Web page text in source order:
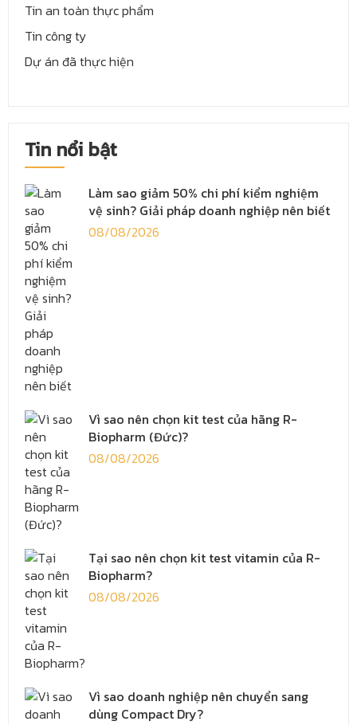
Tin an toàn thực phẩm
Tin công ty
Dự án đã thực hiện
Tin nổi bật
Làm sao giảm 50% chi phí kiểm nghiệm
vệ sinh? Giải pháp doanh nghiệp nên biết
08/08/2026
Vì sao nên chọn kit test của hãng R-
Biopharm (Đức)?
08/08/2026
Tại sao nên chọn kit test vitamin của R-
Biopharm?
08/08/2026
Vì sao doanh nghiệp nên chuyển sang
dùng Compact Dry?